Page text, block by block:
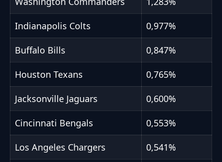
Indianapolis Colts 0,977%
Buffalo Bills 0,847%
Houston Texans 0,765%
Jacksonville Jaguars 0,600%
Cincinnati Bengals 0,553%
Los Angeles Chargers 0,541%